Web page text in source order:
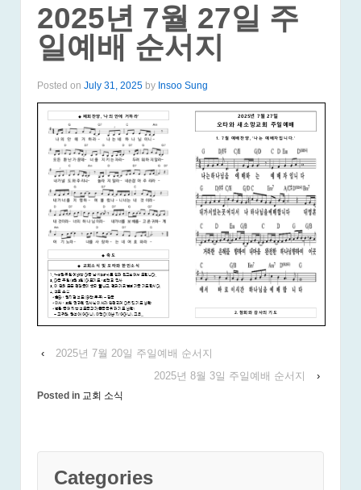
2025년 7월 27일 주
일예배 순서지
Posted on July 31, 2025 by Insoo Sung
‹
2025년 7월 20일 주일예배 순서지
2025년 8월 3일 주일예배 순서지
›
Posted in 교회 소식
Categories